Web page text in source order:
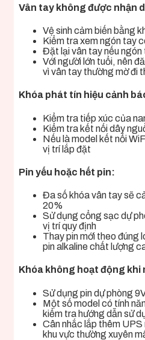
Vân tay không được nhận
Vệ sinh cảm biến bằng
Kiểm tra xem ngón tay
Đặt lại vân tay nếu
Với người lớn tuổi, nên
vì vân tay thường mờ đi
Khóa phát tín hiệu cảnh
Kiểm tra tiếp xúc của
Kiểm tra kết nối dây
Nếu là model kết nối
vị trí lắp đặt
Pin yếu hoặc hết pin:
Đa số khóa vân tay sẽ
20%
Sử dụng cổng sạc dự
vị trí quy định
Thay pin mới theo đúng
pin alkaline chất lượng
Khóa không hoạt động khi
Sử dụng pin dự phòng
Một số model có tính
kiểm tra hướng dẫn sử
Cân nhắc lắp thêm UPS
khu vực thường xuyên